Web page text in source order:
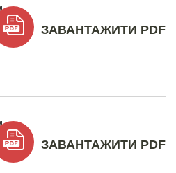
ЗАВАНТАЖИТИ PDF
ЗАВАНТАЖИТИ PDF